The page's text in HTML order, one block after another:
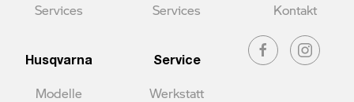
Services
Husqvarna
Modelle
Services
Service
Werkstatt
Kontakt